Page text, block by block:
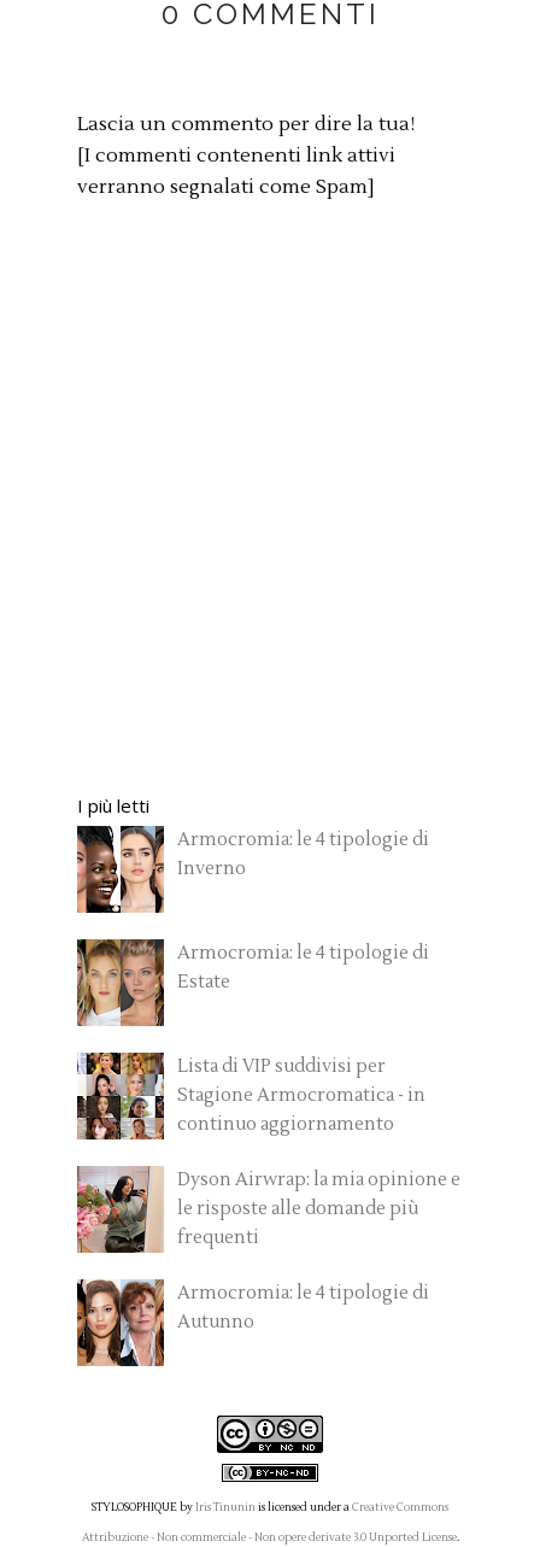
0 COMMENTI
Lascia un commento per dire la tua!
[I commenti contenenti link attivi
verranno segnalati come Spam]
I più letti
Armocromia: le 4 tipologie di
Inverno
Armocromia: le 4 tipologie di
Estate
Lista di VIP suddivisi per
Stagione Armocromatica - in
continuo aggiornamento
Dyson Airwrap: la mia opinione e
le risposte alle domande più
frequenti
Armocromia: le 4 tipologie di
Autunno
STYLOSOPHIQUEbyIris Tinuninis licensed under aCreative Commons
Attribuzione - Non commerciale - Non opere derivate 3.0 Unported License.